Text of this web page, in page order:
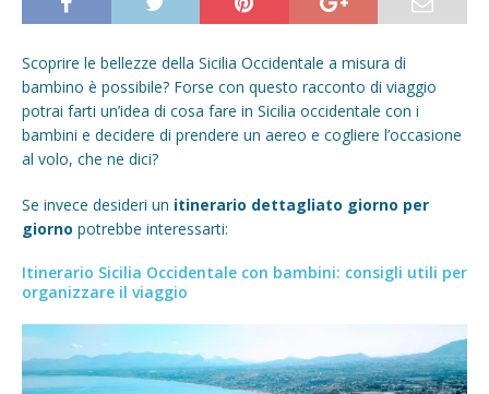
Scoprire le bellezze della Sicilia Occidentale a misura di
bambino è possibile? Forse con questo racconto di viaggio
potrai farti un’idea di cosa fare in Sicilia occidentale con i
bambini e decidere di prendere un aereo e cogliere l’occasione
al volo, che ne dici?
Se invece desideri un itinerario dettagliato giorno per
giorno potrebbe interessarti:
Itinerario Sicilia Occidentale con bambini: consigli utili per
organizzare il viaggio